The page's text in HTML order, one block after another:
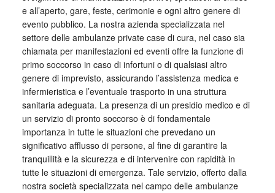
e all’aperto, gare, feste, cerimonie e ogni altro genere di
evento pubblico. La nostra azienda specializzata nel
settore delle ambulanze private case di cura, nel caso sia
chiamata per manifestazioni ed eventi offre la funzione di
primo soccorso in caso di infortuni o di qualsiasi altro
genere di imprevisto, assicurando l’assistenza medica e
infermieristica e l’eventuale trasporto in una struttura
sanitaria adeguata. La presenza di un presidio medico e di
un servizio di pronto soccorso è di fondamentale
importanza in tutte le situazioni che prevedano un
significativo afflusso di persone, al fine di garantire la
tranquillità e la sicurezza e di intervenire con rapidità in
tutte le situazioni di emergenza. Tale servizio, offerto dalla
nostra società specializzata nel campo delle ambulanze